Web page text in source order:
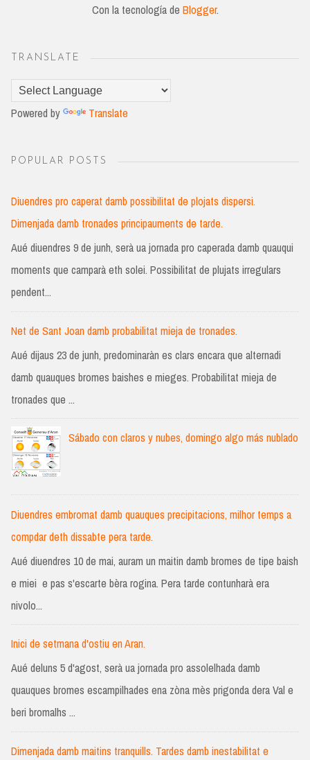
Con la tecnología de Blogger.
TRANSLATE
Powered by Translate
POPULAR POSTS
Diuendres pro caperat damb possibilitat de plojats dispersi.
Dimenjada damb tronades principauments de tarde.
Aué diuendres 9 de junh, serà ua jornada pro caperada damb quauqui
moments que camparà eth solei. Possibilitat de plujats irregulars
pendent...
Net de Sant Joan damb probabilitat mieja de tronades.
Aué dijaus 23 de junh, predominaràn es clars encara que alternadi
damb quauques bromes baishes e mieges. Probabilitat mieja de
tronades que ...
Sábado con claros y nubes, domingo algo más nublado
Diuendres embromat damb quauques precipitacions, milhor temps a
compdar deth dissabte pera tarde.
Aué diuendres 10 de mai, auram un maitin damb bromes de tipe baish
e miei e pas s'escarte bèra rogina. Pera tarde contunharà era
nivolo...
Inici de setmana d'ostiu en Aran.
Aué deluns 5 d'agost, serà ua jornada pro assolelhada damb
quauques bromes escampilhades ena zòna mès prigonda dera Val e
beri bromalhs ...
Dimenjada damb maitins tranquills. Tardes damb inestabilitat e